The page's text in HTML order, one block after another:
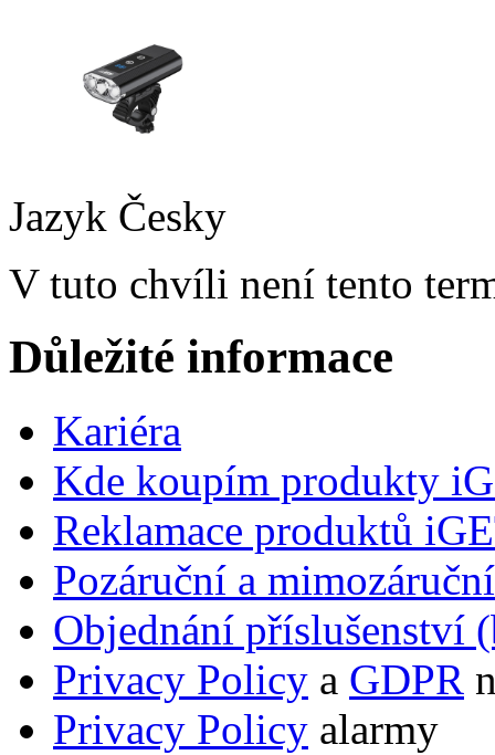
Jazyk Česky
V tuto chvíli není tento
Důležité informace
Kariéra
Kde koupím produkty
Reklamace produktů
Pozáruční a
Objednání příslušenství
Privacy Policy a GDPR
Privacy Policy alarmy